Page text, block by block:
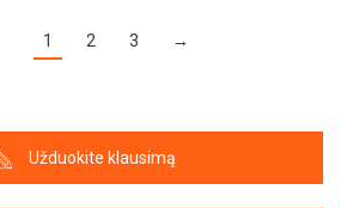
1 2 3 →
Užduokite klausimą